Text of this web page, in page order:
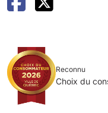
Reconnu
Choix du